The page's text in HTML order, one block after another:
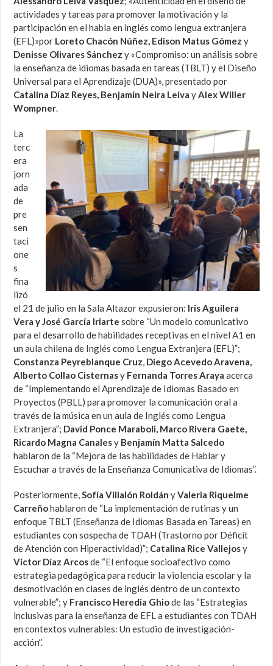
actividades y tareas para promover la motivación y la
participación en el habla en inglés como lengua extranjera
(EFL)»por Loreto Chacón Núñez, Edison Matus Gómezy
Denisse Olivares Sánchez y «Compromiso: un análisis sobre
la enseñanza de idiomas basada en tareas (TBLT) y el Diseño
Universal para el Aprendizaje (DUA)», presentado por
Catalina Díaz Reyes, Benjamín Neira LeivayAlex Willer
Wompner.
La
terc
era
jorn
ada
de
pre
sen
taci
one
s
fina
lizó
el 21 de julio en la Sala Altazor expusieron: Iris Aguilera
Vera y José García Iriarte sobre “Un modelo comunicativo
para el desarrollo de habilidades receptivas en el nivel A1 en
un aula chilena de Inglés como Lengua Extranjera (EFL)”;
Constanza Peyreblanque Cruz, Diego Acevedo Aravena,
Alberto Collao Cisternasy Fernanda Torres Araya acerca
de “Implementando el Aprendizaje de Idiomas Basado en
Proyectos (PBLL) para promover la comunicación oral a
través de la música en un aula de Inglés como Lengua
Extranjera”; David Ponce Maraboli, Marco Rivera Gaete,
Ricardo Magna Canalesy Benjamín Matta Salcedo
hablaron de la “Mejora de las habilidades de Hablar y
Escuchar a través de la Enseñanza Comunicativa de Idiomas”.
Posteriormente,Sofía Villalón RoldányValeria Riquelme
Carreñohablaron de “La implementación de rutinas y un
enfoque TBLT (Enseñanza de Idiomas Basada en Tareas) en
estudiantes con sospecha de TDAH (Trastorno por Déficit
de Atención con Hiperactividad)”; Catalina Rice Vallejosy
Víctor Díaz Arcosde “El enfoque socioafectivo como
estrategia pedagógica para reducir la violencia escolar y la
desmotivación en clases de inglés dentro de un contexto
vulnerable”; y Francisco Heredia Ghiode las “Estrategias
inclusivas para la enseñanza de EFL a estudiantes con TDAH
en contextos vulnerables: Un estudio de investigación-
acción”.